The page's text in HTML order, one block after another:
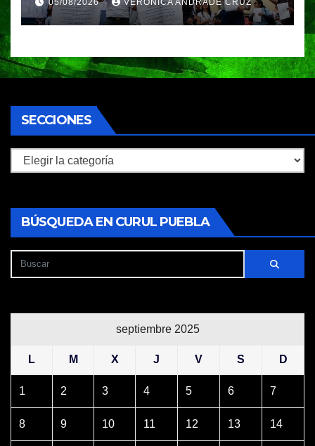
piden a la SEP no cerrar el
plantel
05/08/2026 VERÓNICA ANDRADE CRUZ
SECCIONES
Secciones
BÚSQUEDA EN CURUL PUEBLA
septiembre 2025
L M X J V S D
1 2 3 4 5 6 7
8 9 10 11 12 13 14